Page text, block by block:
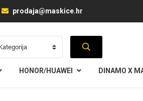
prodaja@maskice.hr
HONOR/HUAWEI DINAMO X